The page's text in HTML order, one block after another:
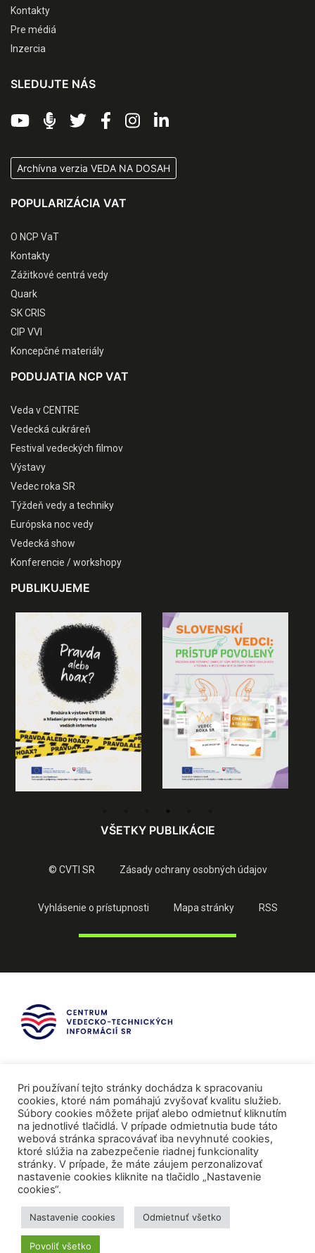
Kontakty
Pre médiá
Inzercia
SLEDUJTE NÁS
Archívna verzia VEDA NA DOSAH
POPULARIZÁCIA VAT
O NCP VaT
Kontakty
Zážitkové centrá vedy
Quark
SK CRIS
CIP VVI
Koncepčné materiály
PODUJATIA NCP VAT
Veda v CENTRE
Vedecká cukráreň
Festival vedeckých filmov
Výstavy
Vedec roka SR
Týždeň vedy a techniky
Európska noc vedy
Vedecká show
Konferencie / workshopy
PUBLIKUJEME
VŠETKY PUBLIKÁCIE
© CVTI SR Zásady ochrany osobných údajov
Vyhlásenie o prístupnosti Mapa stránky RSS
Mediálni partneri
Pri používaní tejto stránky dochádza k spracovaniu
cookies, ktoré nám pomáhajú zvyšovať kvalitu služieb.
Súbory cookies môžete prijať alebo odmietnuť kliknutím
na jednotlivé tlačidlá. V prípade odmietnutia bude táto
webová stránka spracovávať iba nevyhnuté cookies,
ktoré slúžia na zabezpečenie riadnej funkcionality
stránky. V prípade, že máte záujem perzonalizovať
nastavenie cookies kliknite na tlačidlo „Nastavenie
cookies“.
Nastavenie cookies Odmietnuť všetko
Povoliť všetko